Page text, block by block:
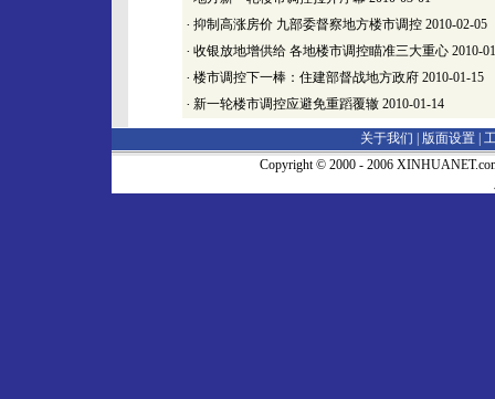
· 抑制高涨房价 九部委督察地方楼市调控 2010-02-05
· 收银放地增供给 各地楼市调控瞄准三大重心 2010-
· 楼市调控下一棒：住建部督战地方政府 2010-01-15
· 新一轮楼市调控应避免重蹈覆辙 2010-01-14
关于我们 | 版面设置
Copyright © 2000 - 2006